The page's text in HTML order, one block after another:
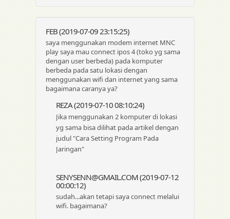
FEB (2019-07-09 23:15:25)
saya menggunakan modem internet MNC
play saya mau connect ipos 4 (toko yg sama
dengan user berbeda) pada komputer
berbeda pada satu lokasi dengan
menggunakan wifi dan internet yang sama
bagaimana caranya ya?
REZA (2019-07-10 08:10:24)
Jika menggunakan 2 komputer di lokasi
yg sama bisa dilihat pada artikel dengan
judul "Cara Setting Program Pada
Jaringan"
SENYSENN@GMAIL.COM (2019-07-12
00:00:12)
sudah...akan tetapi saya connect melalui
wifi. bagaimana?